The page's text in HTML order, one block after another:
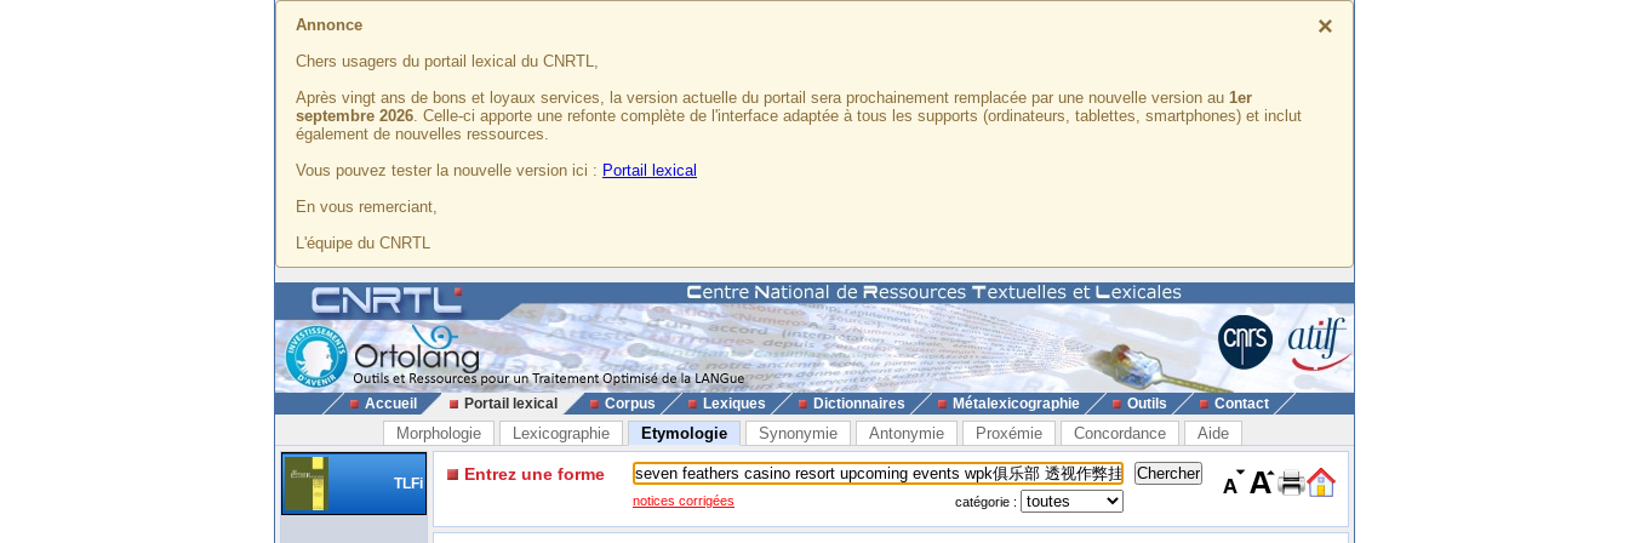
×
Annonce
Chers usagers du portail lexical du CNRTL,
Après vingt ans de bons et loyaux services, la version actuelle du portail sera prochainement remplacée par une nouvelle version au 1er
septembre 2026. Celle-ci apporte une refonte complète de l'interface adaptée à tous les supports (ordinateurs, tablettes, smartphones) et inclut
également de nouvelles ressources.
Vous pouvez tester la nouvelle version ici : Portail lexical
En vous remerciant,
L'équipe du CNRTL
Accueil Portail lexical Corpus Lexiques Dictionnaires Métalexicographie Outils Contact
Morphologie Lexicographie Etymologie Synonymie Antonymie Proxémie Concordance Aide
TLFi Entrez une forme
notices corrigées catégorie :